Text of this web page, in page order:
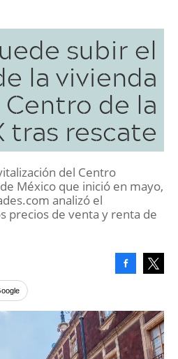
subir el
la vivienda
de la
tras rescate
del Centro
México que inició en mayo,
analizó el
precios de venta y renta de